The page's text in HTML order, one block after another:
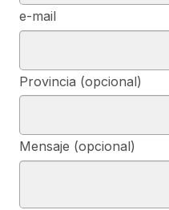
e-mail
Provincia (opcional)
Mensaje (opcional)